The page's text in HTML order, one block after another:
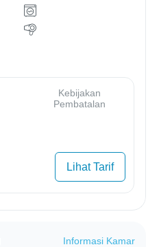
Kebijakan
Pembatalan
Lihat Tarif
Informasi Kamar